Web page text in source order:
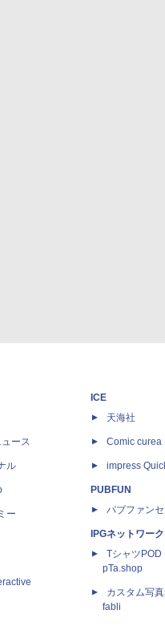
ース
ル
ー
ICE
天海社
Comic curea
impress
PUBFUN
パブファン
IPGネットワーク
TシャツPOD
pTa.shop
カスタム写
fabli